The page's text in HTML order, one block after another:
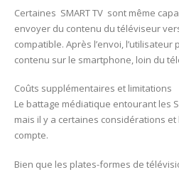
Certaines SMART TV sont même
envoyer du contenu du téléviseur
compatible. Après l’envoi,
contenu sur le smartphone, loin du
Coûts supplémentaires et limitations
Le battage médiatique entourant les
mais il y a certaines considérations
compte.
Bien que les plates-formes de